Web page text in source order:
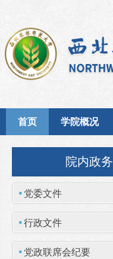
首页 学院概况
院内政务
党委文件
行政文件
党政联席会纪要